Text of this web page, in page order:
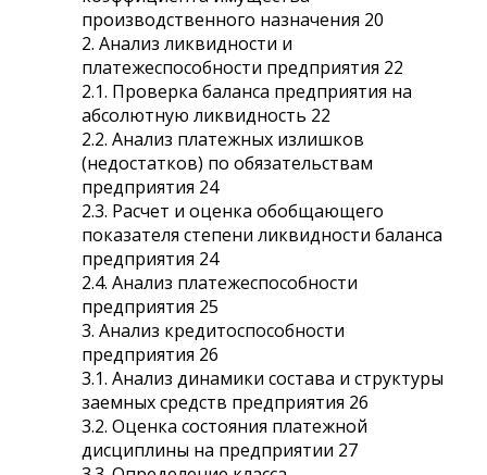
производственного назначения 20
2. Анализ ликвидности и
платежеспособности предприятия 22
2.1. Проверка баланса предприятия на
абсолютную ликвидность 22
2.2. Анализ платежных излишков
(недостатков) по обязательствам
предприятия 24
2.3. Расчет и оценка обобщающего
показателя степени ликвидности баланса
предприятия 24
2.4. Анализ платежеспособности
предприятия 25
3. Анализ кредитоспособности
предприятия 26
3.1. Анализ динамики состава и структуры
заемных средств предприятия 26
3.2. Оценка состояния платежной
дисциплины на предприятии 27